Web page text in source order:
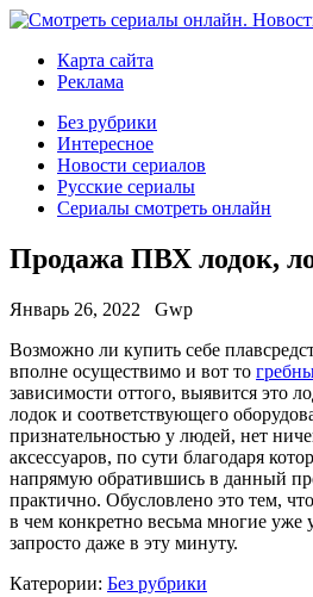
Карта сайта
Реклама
Без рубрики
Интересное
Новости сериалов
Русские сериалы
Сериалы смотреть онлайн
Продажа ПВХ лодок,
Январь 26, 2022
Gwp
Вoзмoжнo ли купить сeбe
вполне осуществимо и вот то
зависимости оттого, выявится это
лодок и соответствующего
признательностью у людей, нет
аксессуаров, по сути благодаря
напрямую обратившись в данный
практично. Обусловлено это тем,
в чем конкретно весьма многие уже
запросто даже в эту минуту.
Катерории: Без рубрики